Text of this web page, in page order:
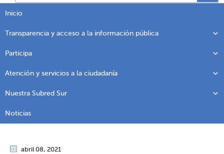
Inicio
Transparencia y acceso a la información pública
Participa
Atención y servicios a la ciudadanía
Nuestra Subred Sur
Noticias
abril 08, 2021